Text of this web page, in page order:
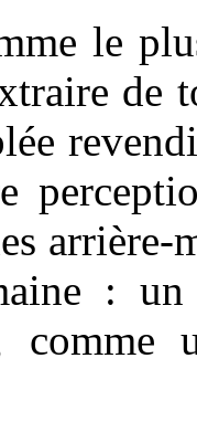
le
arrière-
: un
comme